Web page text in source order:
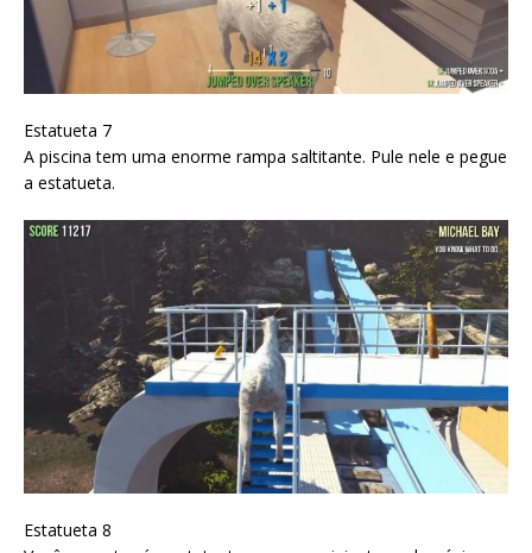
Estatueta 7
A piscina tem uma enorme rampa saltitante. Pule nele e pegue
a estatueta.
Estatueta 8